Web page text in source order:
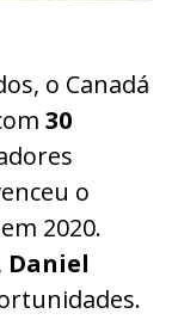
o Canadá
30
o
2020.
Daniel